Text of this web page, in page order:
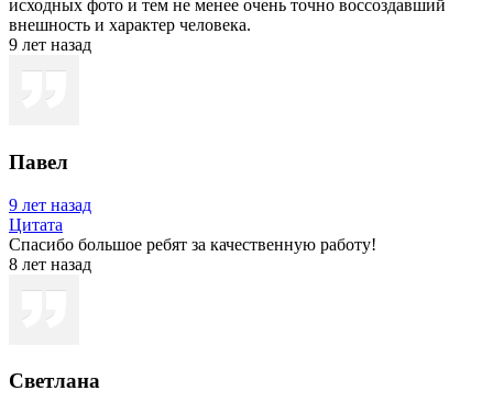
исходных фото и тем не менее очень точно воссоздавший
внешность и характер человека.
9 лет назад
Павел
9 лет назад
Цитата
Спасибо большое ребят за качественную работу!
8 лет назад
Светлана